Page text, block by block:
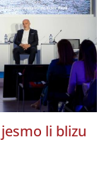
li blizu